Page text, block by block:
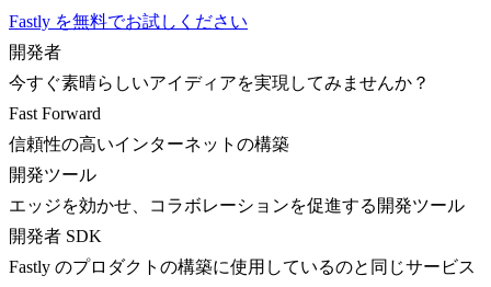
Fastly を無料でお試しください
開発者
今すぐ素晴らしいアイディアを実現してみませんか？
Fast Forward
信頼性の高いインターネットの構築
開発ツール
エッジを効かせ、コラボレーションを促進する開発ツール
開発者 SDK
Fastly のプロダクトの構築に使用しているのと同じサービス